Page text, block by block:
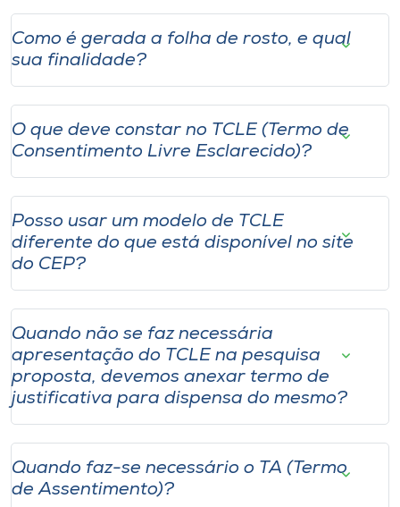
Como é gerada a folha de rosto, e qual
sua finalidade?
O que deve constar no TCLE (Termo de
Consentimento Livre Esclarecido)?
Posso usar um modelo de TCLE
diferente do que está disponível no site
do CEP?
Quando não se faz necessária
apresentação do TCLE na pesquisa
proposta, devemos anexar termo de
justificativa para dispensa do mesmo?
Quando faz-se necessário o TA (Termo
de Assentimento)?